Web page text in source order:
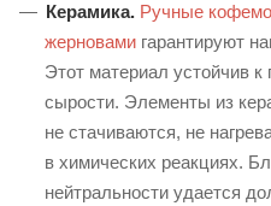
Керамика. Ручные
жерновами гарантируют
Этот материал устойчив
сырости. Элементы из
не стачиваются, не
в химических реакциях.
нейтральности удается